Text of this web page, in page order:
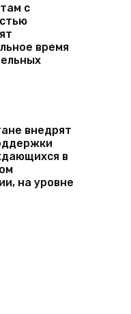
с
время
внедрят
в
на уровне